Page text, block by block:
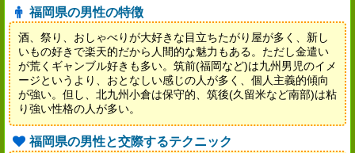
福岡県の男性の特徴
酒、祭り、おしゃべりが大好きな目立ちたがり屋が多く、新し
いもの好きで楽天的だから人間的な魅力もある。ただし金遣い
が荒くギャンブル好きも多い。筑前(福岡など)は九州男児のイメ
ージというより、おとなしい感じの人が多く、個人主義的傾向
が強い。但し、北九州小倉は保守的、筑後(久留米など南部)は粘
り強い性格の人が多い。
福岡県の男性と交際するテクニック